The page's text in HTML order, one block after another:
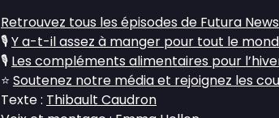
Retrouvez tous les épisodes de Futura News
🎙️Y a-t-il assez à manger pour tout le
🎙️ Les compléments alimentaires pour
⭐ Soutenez notre média et rejoignez les
Texte : Thibault Caudron